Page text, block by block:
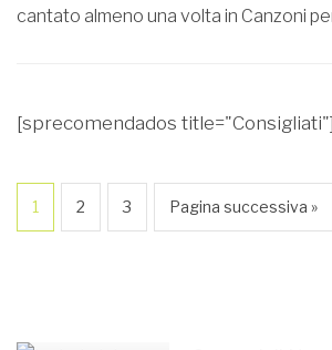
cantato almeno una volta in Canzoni
[sprecomendados title="Consigliati"]
1 2 3 Pagina successiva »